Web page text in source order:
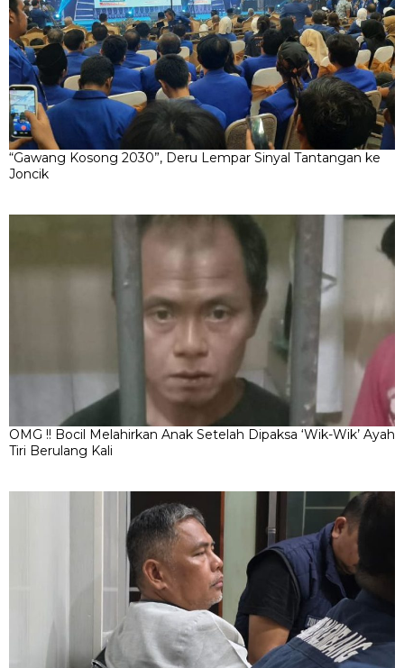
“Gawang Kosong 2030”, Deru Lempar Sinyal Tantangan ke
Joncik
OMG !! Bocil Melahirkan Anak Setelah Dipaksa ‘Wik-Wik’ Ayah
Tiri Berulang Kali